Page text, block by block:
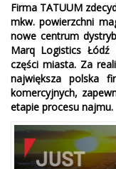
Firma TATUUM
mkw. powierzchni
nowe centrum
Marq Logistics Łódź
części miasta. Za
największa polska
komercyjnych,
etapie procesu najmu.